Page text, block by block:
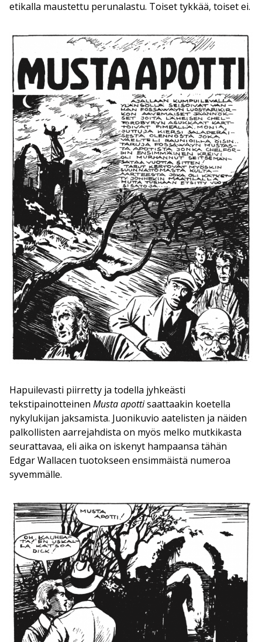
etikalla maustettu perunalastu. Toiset tykkää, toiset ei.
Hapuilevasti piirretty ja todella jyhkeästi
tekstipainotteinen Musta apottisaattaakin koetella
nykylukijan jaksamista. Juonikuvio aatelisten ja näiden
palkollisten aarrejahdista on myös melko mutkikasta
seurattavaa, eli aika on iskenyt hampaansa tähän
Edgar Wallacen tuotokseen ensimmäistä numeroa
syvemmälle.